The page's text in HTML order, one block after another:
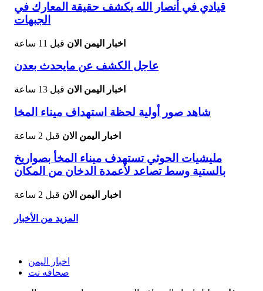
قيادي في أنصار الله يكشف حقيقة المعارك في
الجبهات
اخبار اليمن الان قبل 11 ساعة
عاجل الكشف عن مايحدث بعدن
اخبار اليمن الان قبل 13 ساعة
شاهد صور أولية لحظة استهداف ميناء المخا
اخبار اليمن الان قبل 2 ساعة
مليشيات الحوثي تستهدف ميناء المخأ بصواريخ
بالستية وسط تصاعد لأعمدة الدخان من المكان
اخبار اليمن الان قبل 2 ساعة
المزيد من الأخبار
اخبار اليمن
صحافه نت